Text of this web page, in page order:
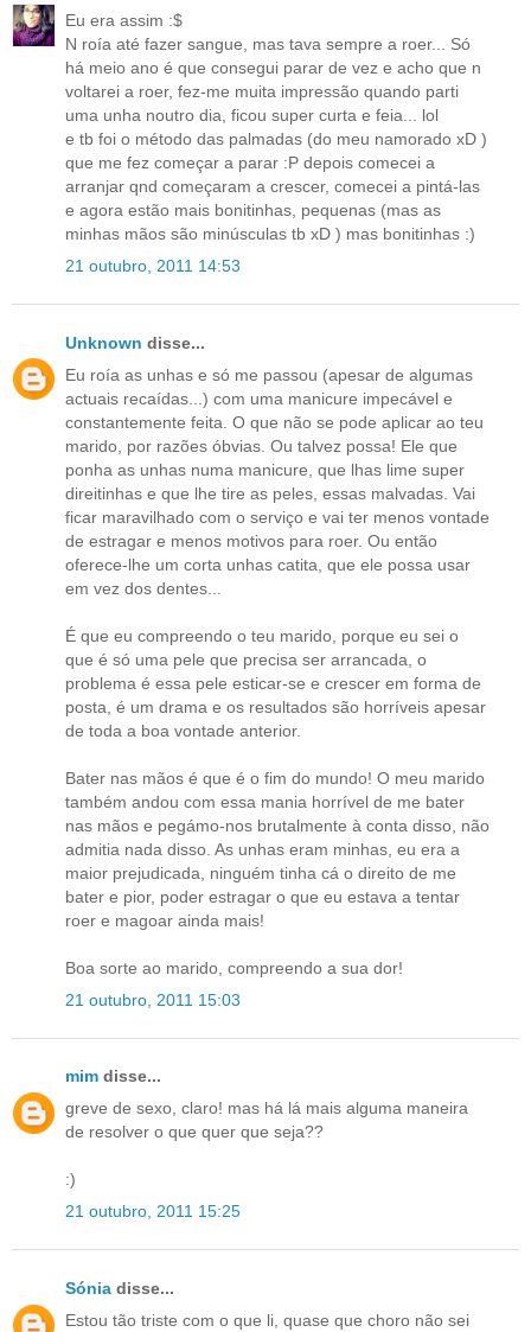
Eu era assim :$
N roía até fazer sangue, mas tava sempre a roer... Só
há meio ano é que consegui parar de vez e acho que n
voltarei a roer, fez-me muita impressão quando parti
uma unha noutro dia, ficou super curta e feia... lol
e tb foi o método das palmadas (do meu namorado xD )
que me fez começar a parar :P depois comecei a
arranjar qnd começaram a crescer, comecei a pintá-las
e agora estão mais bonitinhas, pequenas (mas as
minhas mãos são minúsculas tb xD ) mas bonitinhas :)
21 outubro, 2011 14:53
Unknown disse...
Eu roía as unhas e só me passou (apesar de algumas
actuais recaídas...) com uma manicure impecável e
constantemente feita. O que não se pode aplicar ao teu
marido, por razões óbvias. Ou talvez possa! Ele que
ponha as unhas numa manicure, que lhas lime super
direitinhas e que lhe tire as peles, essas malvadas. Vai
ficar maravilhado com o serviço e vai ter menos vontade
de estragar e menos motivos para roer. Ou então
oferece-lhe um corta unhas catita, que ele possa usar
em vez dos dentes...
É que eu compreendo o teu marido, porque eu sei o
que é só uma pele que precisa ser arrancada, o
problema é essa pele esticar-se e crescer em forma de
posta, é um drama e os resultados são horríveis apesar
de toda a boa vontade anterior.
Bater nas mãos é que é o fim do mundo! O meu marido
também andou com essa mania horrível de me bater
nas mãos e pegámo-nos brutalmente à conta disso, não
admitia nada disso. As unhas eram minhas, eu era a
maior prejudicada, ninguém tinha cá o direito de me
bater e pior, poder estragar o que eu estava a tentar
roer e magoar ainda mais!
Boa sorte ao marido, compreendo a sua dor!
21 outubro, 2011 15:03
mim disse...
greve de sexo, claro! mas há lá mais alguma maneira
de resolver o que quer que seja??
:)
21 outubro, 2011 15:25
Sónia disse...
Estou tão triste com o que li, quase que choro não sei